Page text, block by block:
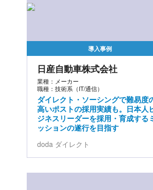
導入事例
日産自動車株式会社
業種：メーカー
職種：技術系（IT/通信）
ダイレクト・ソーシングで難易度
高いポストの採用実績も。日本人
ジネスリーダーを採用・育成する
ッションの遂行を目指す
doda ダイレクト